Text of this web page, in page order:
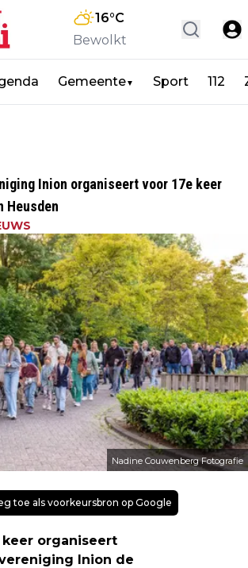
16°C
Bewolkt
Gemeente▼ Sport 112
Inion organiseert voor 17e keer
Heusden
Nadine Couwenberg Fotografie
toe als voorkeursbron op Google
keer organiseert
Inion de